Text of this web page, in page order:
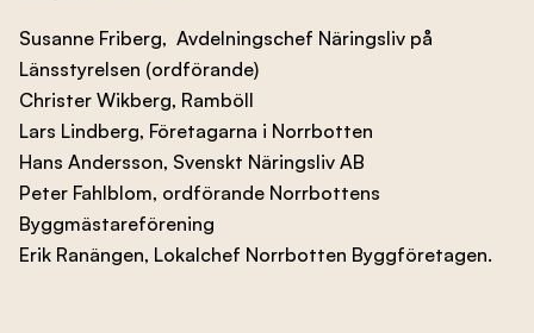
Susanne Friberg, Avdelningschef Näringsliv på
Länsstyrelsen (ordförande)
Christer Wikberg, Ramböll
Lars Lindberg, Företagarna i Norrbotten
Hans Andersson, Svenskt Näringsliv AB
Peter Fahlblom, ordförande Norrbottens
Byggmästareförening
Erik Ranängen, Lokalchef Norrbotten Byggföretagen.